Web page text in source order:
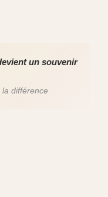
un souvenir
différence